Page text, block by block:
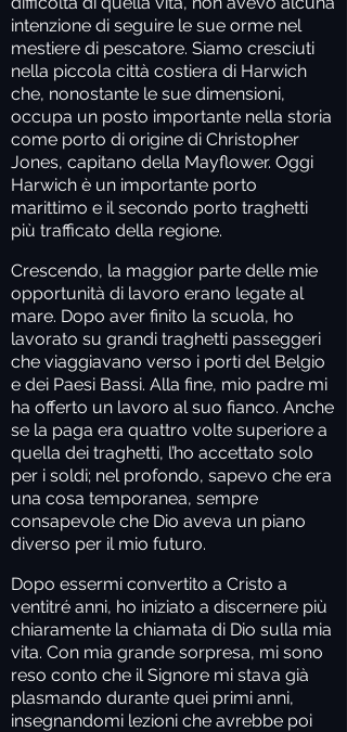
intenzione di seguire le sue orme nel
mestiere di pescatore. Siamo cresciuti
nella piccola città costiera di Harwich
che, nonostante le sue dimensioni,
occupa un posto importante nella storia
come porto di origine di Christopher
Jones, capitano della Mayflower. Oggi
Harwich è un importante porto
marittimo e il secondo porto traghetti
più trafficato della regione.
Crescendo, la maggior parte delle mie
opportunità di lavoro erano legate al
mare. Dopo aver finito la scuola, ho
lavorato su grandi traghetti passeggeri
che viaggiavano verso i porti del Belgio
e dei Paesi Bassi. Alla fine, mio padre mi
ha offerto un lavoro al suo fianco. Anche
se la paga era quattro volte superiore a
quella dei traghetti, l’ho accettato solo
per i soldi; nel profondo, sapevo che era
una cosa temporanea, sempre
consapevole che Dio aveva un piano
diverso per il mio futuro.
Dopo essermi convertito a Cristo a
ventitré anni, ho iniziato a discernere più
chiaramente la chiamata di Dio sulla mia
vita. Con mia grande sorpresa, mi sono
reso conto che il Signore mi stava già
plasmando durante quei primi anni,
insegnandomi lezioni che avrebbe poi